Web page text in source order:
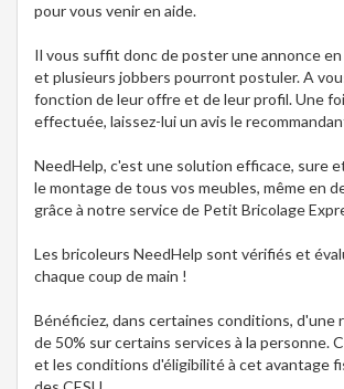
pour vous venir en aide.
Il vous suffit donc de poster une annonce
et plusieurs jobbers pourront postuler. A
fonction de leur offre et de leur profil. Une
effectuée, laissez-lui un avis le
NeedHelp, c'est une solution efficace, sure
le montage de tous vos meubles, même en
grâce à notre service de Petit Bricolage
Les bricoleurs NeedHelp sont vérifiés et
chaque coup de main !
Bénéficiez, dans certaines conditions, d'une
de 50% sur certains services à la personne.
et les conditions d'éligibilité à cet avantage